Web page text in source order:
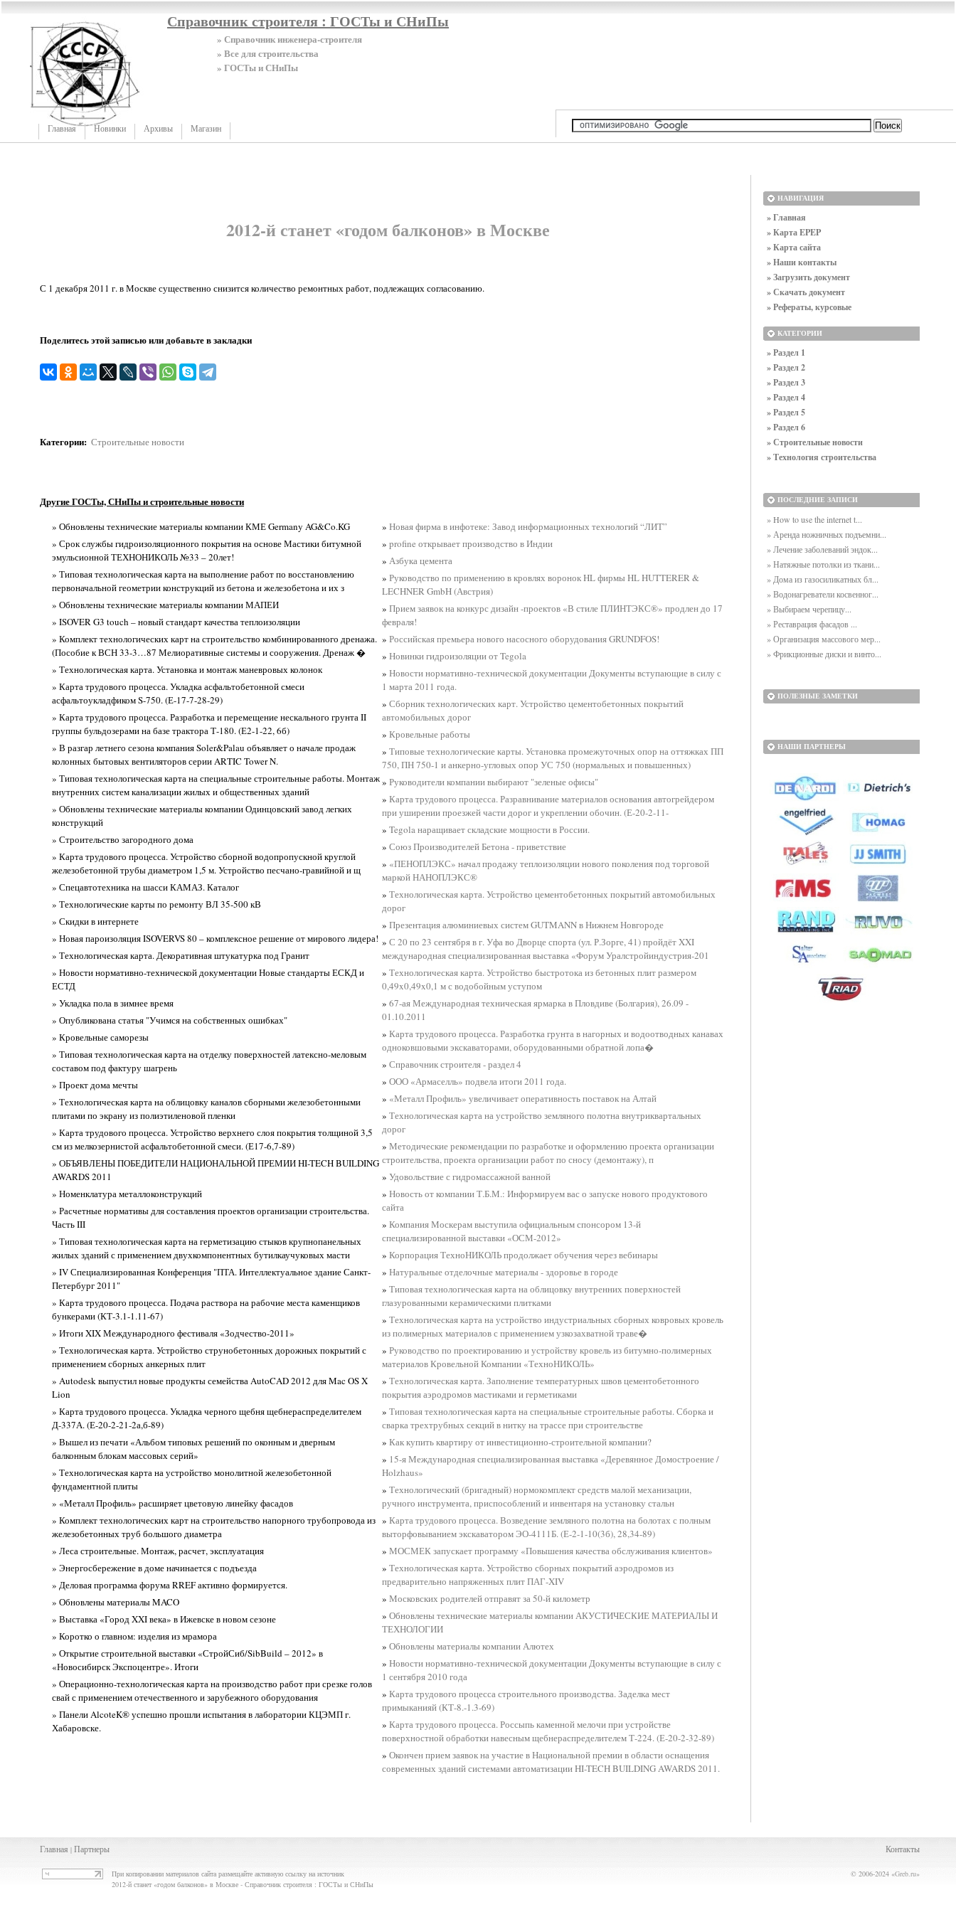
Справочник строителя : ГОСТы и СНиПы
» Справочник инженера-строителя
» Все для строительства
» ГОСТы и СНиПы
Главная Новинки Архивы Магазин
2012-й станет «годом балконов» в Москве
С 1 декабря 2011 г. в Москве существенно снизится количество ремонтных работ, подлежащих согласованию.
Поделитесь этой записью или добавьте в закладки
Категории: Строительные новости
Другие ГОСТы, СНиПы и строительные новости
» Обновлены технические материалы компании КМЕ Germany AG&Co.KG
» Срок службы гидроизоляционного покрытия на основе Мастики битумной
эмульсионной ТЕХНОНИКОЛЬ №33 – 20лет!
» Типовая технологическая карта на выполнение работ по восстановлению
первоначальной геометрии конструкций из бетона и железобетона и их з
» Обновлены технические материалы компании МАПЕИ
» ISOVER G3 touch – новый стандарт качества теплоизоляции
» Комплект технологических карт на строительство комбинированного дренажа.
(Пособие к ВСН 33-3…87 Мелиоративные системы и сооружения. Дренаж �
» Технологическая карта. Установка и монтаж маневровых колонок
» Карта трудового процесса. Укладка асфальтобетонной смеси
асфальтоукладфиком S-750. (Е-17-7-28-29)
» Карта трудового процесса. Разработка и перемещение нескального грунта II
группы бульдозерами на базе трактора Т-180. (Е2-1-22, 6б)
» В разгар летнего сезона компания Soler&Palau объявляет о начале продаж
колонных бытовых вентиляторов серии ARTIC Tower N.
» Типовая технологическая карта на специальные строительные работы. Монтаж
внутренних систем канализации жилых и общественных зданий
» Обновлены технические материалы компании Одинцовский завод легких
конструкций
» Строительство загородного дома
» Карта трудового процесса. Устройство сборной водопропускной круглой
железобетонной трубы диаметром 1,5 м. Устройство песчано-гравийной и щ
» Спецавтотехника на шасси КАМАЗ. Каталог
» Технологические карты по ремонту ВЛ 35-500 кВ
» Скидки в интернете
» Новая пароизоляция ISOVERVS 80 – комплексное решение от мирового лидера!
» Технологическая карта. Декоративная штукатурка под Гранит
» Новости нормативно-технической документации Новые стандарты ЕСКД и
ЕСТД
» Укладка пола в зимнее время
» Опубликована статья "Учимся на собственных ошибках"
» Кровельные саморезы
» Типовая технологическая карта на отделку поверхностей латексно-меловым
составом под фактуру шагрень
» Проект дома мечты
» Технологическая карта на облицовку каналов сборными железобетонными
плитами по экрану из полиэтиленовой пленки
» Карта трудового процесса. Устройство верхнего слоя покрытия толщиной 3,5
см из мелкозернистой асфальтобетонной смеси. (Е17-6,7-89)
» ОБЪЯВЛЕНЫ ПОБЕДИТЕЛИ НАЦИОНАЛЬНОЙ ПРЕМИИ HI-TECH BUILDING
AWARDS 2011
» Номенклатура металлоконструкций
» Расчетные нормативы для составления проектов организации строительства.
Часть III
» Типовая технологическая карта на герметизацию стыков крупнопанельных
жилых зданий с применением двухкомпонентных бутилкаучуковых масти
» IV Специализированная Конференция "ПТА. Интеллектуальное здание Санкт-
Петербург 2011"
» Карта трудового процесса. Подача раствора на рабочие места каменщиков
бункерами (КТ-3.1-1.11-67)
» Итоги XIX Международного фестиваля «Зодчество-2011»
» Технологическая карта. Устройство струнобетонных дорожных покрытий с
применением сборных анкерных плит
» Autodesk выпустил новые продукты семейства AutoCAD 2012 для Mac OS X
Lion
» Карта трудового процесса. Укладка черного щебня щебнераспределителем
Д-337А. (Е-20-2-21-2а,б-89)
» Вышел из печати «Альбом типовых решений по оконным и дверным
балконным блокам массовых серий»
» Технологическая карта на устройство монолитной железобетонной
фундаментной плиты
» «Металл Профиль» расширяет цветовую линейку фасадов
» Комплект технологических карт на строительство напорного трубопровода из
железобетонных труб большого диаметра
» Леса строительные. Монтаж, расчет, эксплуатация
» Энергосбережение в доме начинается с подъезда
» Деловая программа форума RREF активно формируется.
» Обновлены материалы MACO
» Выставка «Город XXI века» в Ижевске в новом сезоне
» Коротко о главном: изделия из мрамора
» Открытие строительной выставки «СтройСиб/SibBuild – 2012» в
«Новосибирск Экспоцентре». Итоги
» Операционно-технологическая карта на производство работ при срезке голов
свай с применением отечественного и зарубежного оборудования
» Панели AlcoteK® успешно прошли испытания в лаборатории КЦЭМП г.
Хабаровске.
» Новая фирма в инфотеке: Завод информационных технологий “ЛИТ”
» profine открывает производство в Индии
» Азбука цемента
» Руководство по применению в кровлях воронок HL фирмы HL HUTTERER &
LECHNER GmbH (Австрия)
» Прием заявок на конкурс дизайн -проектов «В стиле ПЛИНТЭКС®» продлен до 17
февраля!
» Российская премьера нового насосного оборудования GRUNDFOS!
» Новинки гидроизоляции от Tegola
» Новости нормативно-технической документации Документы вступающие в силу с
1 марта 2011 года.
» Сборник технологических карт. Устройство цементобетонных покрытий
автомобильных дорог
» Кровельные работы
» Типовые технологические карты. Установка промежуточных опор на оттяжках ПП
750, ПН 750-1 и анкерно-угловых опор УС 750 (нормальных и повышенных)
» Руководители компании выбирают "зеленые офисы"
» Карта трудового процесса. Разравнивание материалов основания автогрейдером
при уширении проезжей части дорог и укреплении обочин. (Е-20-2-11-
» Tegola наращивает складские мощности в России.
» Союз Производителей Бетона - приветствие
» «ПЕНОПЛЭКС» начал продажу теплоизоляции нового поколения под торговой
маркой НАНОПЛЭКС®
» Технологическая карта. Устройство цементобетонных покрытий автомобильных
дорог
» Презентация алюминиевых систем GUTMANN в Нижнем Новгороде
» С 20 по 23 сентября в г. Уфа во Дворце спорта (ул. Р.Зорге, 41) пройдёт XXI
международная специализированная выставка «Форум Уралстройиндустрия-201
» Технологическая карта. Устройство быстротока из бетонных плит размером
0,49x0,49x0,1 м с водобойным уступом
» 67-ая Международная техническая ярмарка в Пловдиве (Болгария), 26.09 -
01.10.2011
» Карта трудового процесса. Разработка грунта в нагорных и водоотводных канавах
одноковшовыми экскаваторами, оборудованными обратной лопа�
» Справочник строителя - раздел 4
» ООО «Армаселль» подвела итоги 2011 года.
» «Металл Профиль» увеличивает оперативность поставок на Алтай
» Технологическая карта на устройство земляного полотна внутриквартальных
дорог
» Методические рекомендации по разработке и оформлению проекта организации
строительства, проекта организации работ по сносу (демонтажу), п
» Удовольствие с гидромассажной ванной
» Новость от компании Т.Б.М.: Информируем вас о запуске нового продуктового
сайта
» Компания Москерам выступила официальным спонсором 13-й
специализированной выставки «ОСМ-2012»
» Корпорация ТехноНИКОЛЬ продолжает обучения через вебинары
» Натуральные отделочные материалы - здоровье в городе
» Типовая технологическая карта на облицовку внутренних поверхностей
глазурованными керамическими плитками
» Технологическая карта на устройство индустриальных сборных ковровых кровель
из полимерных материалов с применением узкозахватной траве�
» Руководство по проектированию и устройству кровель из битумно-полимерных
материалов Кровельной Компании «ТехноНИКОЛЬ»
» Технологическая карта. Заполнение температурных швов цементобетонного
покрытия аэродромов мастиками и герметиками
» Типовая технологическая карта на специальные строительные работы. Сборка и
сварка трехтрубных секций в нитку на трассе при строительстве
» Как купить квартиру от инвестиционно-строительной компании?
» 15-я Международная специализированная выставка «Деревянное Домостроение /
Holzhaus»
» Технологический (бригадный) нормокомплект средств малой механизации,
ручного инструмента, приспособлений и инвентаря на установку стальн
» Карта трудового процесса. Возведение земляного полотна на болотах с полным
выторфовыванием экскаватором ЭО-4111Б. (Е-2-1-10(3б), 28,34-89)
» МОСМЕК запускает программу «Повышения качества обслуживания клиентов»
» Технологическая карта. Устройство сборных покрытий аэродромов из
предварительно напряженных плит ПАГ-XIV
» Московских родителей отправят за 50-й километр
» Обновлены технические материалы компании АКУСТИЧЕСКИЕ МАТЕРИАЛЫ И
ТЕХНОЛОГИИ
» Обновлены материалы компании Алютех
» Новости нормативно-технической документации Документы вступающие в силу с
1 сентября 2010 года
» Карта трудового процесса строительного производства. Заделка мест
примыканияй (КТ-8.-1.3-69)
» Карта трудового процесса. Россыпь каменной мелочи при устройстве
поверхностной обработки навесным щебнераспределителем Т-224. (Е-20-2-32-89)
» Окончен прием заявок на участие в Национальной премии в области оснащения
современных зданий системами автоматизации HI-TECH BUILDING AWARDS 2011.
НАВИГАЦИЯ
» Главная
» Карта EPEP
» Карта сайта
» Наши контакты
» Загрузить документ
» Скачать документ
» Рефераты, курсовые
КАТЕГОРИИ
» Раздел 1
» Раздел 2
» Раздел 3
» Раздел 4
» Раздел 5
» Раздел 6
» Строительные новости
» Технология строительства
ПОСЛЕДНИЕ ЗАПИСИ
» How to use the internet t...
» Аренда ножничных подъемни...
» Лечение заболеваний эндок...
» Натяжные потолки из ткани...
» Дома из газосиликатных бл...
» Водонагреватели косвенног...
» Выбираем черепицу...
» Реставрация фасадов ...
» Организация массового мер...
» Фрикционные диски и винто...
ПОЛЕЗНЫЕ ЗАМЕТКИ
НАШИ ПАРТНЕРЫ
Главная | Партнеры Контакты
При копировании материалов сайта размещайте активную ссылку на источник
2012-й станет «годом балконов» в Москве - Справочник строителя : ГОСТы и СНиПы
© 2006-2024 «Greb.ru»